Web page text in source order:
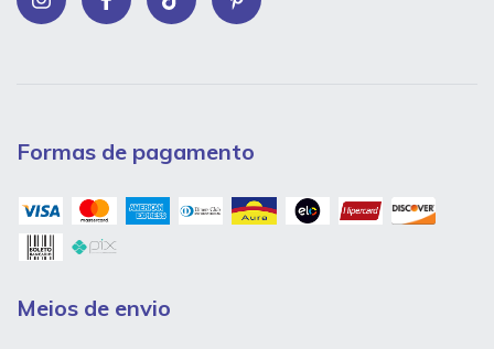
Formas de pagamento
Meios de envio